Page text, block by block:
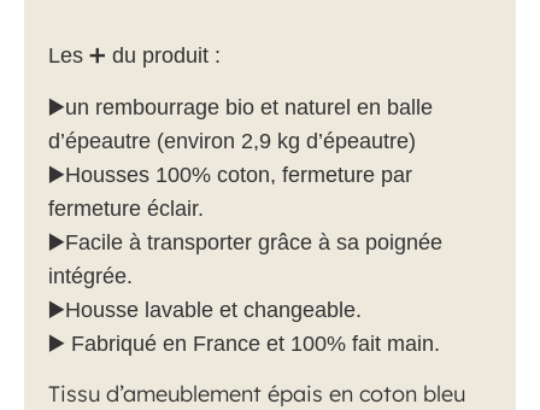
Les ➕ du produit :
▶️un rembourrage bio et naturel en balle
d’épeautre (environ 2,9 kg d’épeautre)
▶️Housses 100% coton, fermeture par
fermeture éclair.
▶️Facile à transporter grâce à sa poignée
intégrée.
▶️Housse lavable et changeable.
▶️ Fabriqué en France et 100% fait main.
Tissu d’ameublement épais en coton bleu